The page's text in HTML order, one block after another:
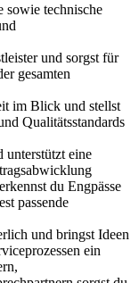
sowie technische
und sorgst für
gesamten
im Blick und stellst
Qualitätsstandards
unterstützt eine
du Engpässe
passende
und bringst Ideen
ein